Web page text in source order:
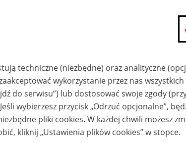
Jeśli jesteś osoba ubezpieczoną (np.
• możesz sprawdzić swoje dane na
Jeśli jesteś płatnikiem składek (np.
• możesz skorzystać z aplikacji
ubezpieczeń, wypełnisz i przekażesz
ZUS;
• możesz złożyć wniosek o wydanie
• masz dostęp do zwolnień lekarskich
techniczne (niezbędne) oraz analityczne
wykorzystanie przez nas
do serwisu”) lub dostosować swoje zgody
wybierzesz przycisk „Odrzuć opcjonalne”,
pliki cookies. W każdej chwili możesz
kliknij „Ustawienia plików cookies” w stopce.